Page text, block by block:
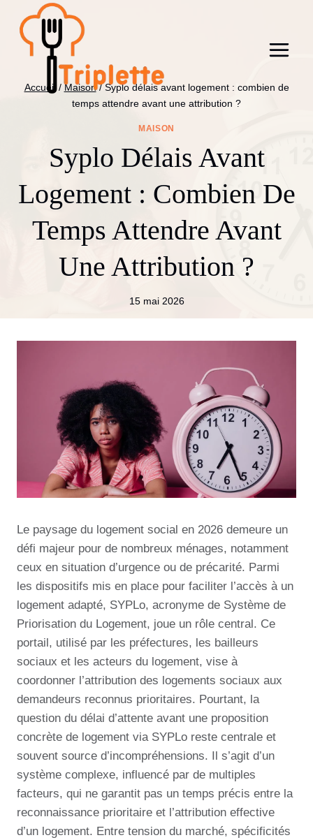
contenu
Accueil / Maison / Syplo délais avant logement : combien de
temps attendre avant une attribution ?
MAISON
Syplo Délais Avant
Logement : Combien De
Temps Attendre Avant
Une Attribution ?
15 mai 2026
Le paysage du logement social en 2026 demeure un
défi majeur pour de nombreux ménages, notamment
ceux en situation d’urgence ou de précarité. Parmi
les dispositifs mis en place pour faciliter l’accès à un
logement adapté, SYPLo, acronyme de Système de
Priorisation du Logement, joue un rôle central. Ce
portail, utilisé par les préfectures, les bailleurs
sociaux et les acteurs du logement, vise à
coordonner l’attribution des logements sociaux aux
demandeurs reconnus prioritaires. Pourtant, la
question du délai d’attente avant une proposition
concrète de logement via SYPLo reste centrale et
souvent source d’incompréhensions. Il s’agit d’un
système complexe, influencé par de multiples
facteurs, qui ne garantit pas un temps précis entre la
reconnaissance prioritaire et l’attribution effective
d’un logement. Entre tension du marché, spécificités